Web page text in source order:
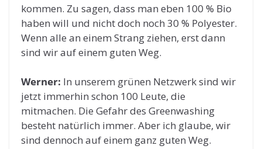
kommen. Zu sagen, dass man eben 100 % Bio
haben will und nicht doch noch 30 % Polyester.
Wenn alle an einem Strang ziehen, erst dann
sind wir auf einem guten Weg.
Werner: In unserem grünen Netzwerk sind wir
jetzt immerhin schon 100 Leute, die
mitmachen. Die Gefahr des Greenwashing
besteht natürlich immer. Aber ich glaube, wir
sind dennoch auf einem ganz guten Weg.